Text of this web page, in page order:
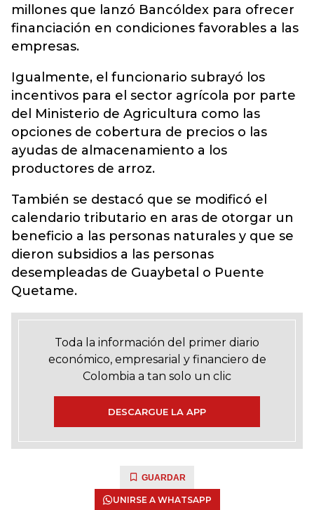
millones que lanzó Bancóldex para ofrecer
financiación en condiciones favorables a las
empresas.
Igualmente, el funcionario subrayó los
incentivos para el sector agrícola por parte
del Ministerio de Agricultura como las
opciones de cobertura de precios o las
ayudas de almacenamiento a los
productores de arroz.
También se destacó que se modificó el
calendario tributario en aras de otorgar un
beneficio a las personas naturales y que se
dieron subsidios a las personas
desempleadas de Guaybetal o Puente
Quetame.
Toda la información del primer diario
económico, empresarial y financiero de
Colombia a tan solo un clic
DESCARGUE LA APP
GUARDAR
UNIRSE A WHATSAPP